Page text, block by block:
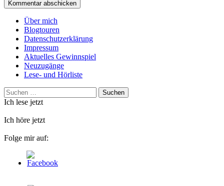
Über mich
Blogtouren
Datenschutzerklärung
Impressum
Aktuelles Gewinnspiel
Neuzugänge
Lese- und Hörliste
Suchen
nach:
Ich lese jetzt
Ich höre jetzt
Folge mir auf: